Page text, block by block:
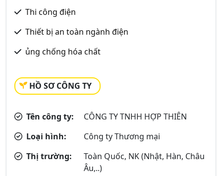
Thi công điện
Thiết bị an toàn ngành điện
ủng chống hóa chất
HỒ SƠ CÔNG TY
Tên công ty:
CÔNG TY TNHH HỢP THIÊN
Loại hình:
Công ty Thương mại
Thị trường:
Toàn Quốc, NK (Nhật, Hàn, Châu
Âu,..)